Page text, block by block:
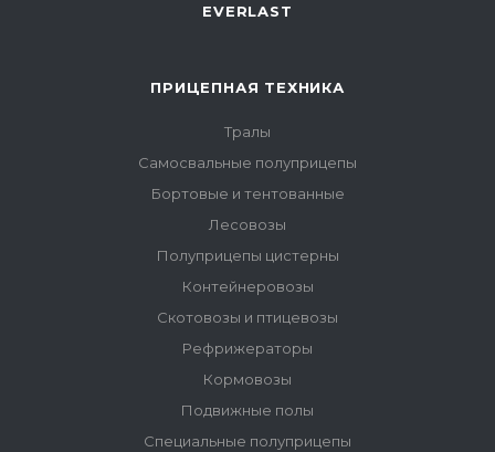
EVERLAST
ПРИЦЕПНАЯ ТЕХНИКА
Тралы
Самосвальные полуприцепы
Бортовые и тентованные
Лесовозы
Полуприцепы цистерны
Контейнеровозы
Скотовозы и птицевозы
Рефрижераторы
Кормовозы
Подвижные полы
Специальные полуприцепы